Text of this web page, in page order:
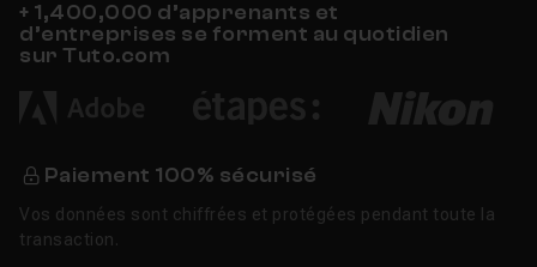
+ 1,400,000 d’apprenants et
d’entreprises se forment au quotidien
sur Tuto.com
Paiement 100% sécurisé
Vos données sont chiffrées et protégées pendant toute la
transaction.